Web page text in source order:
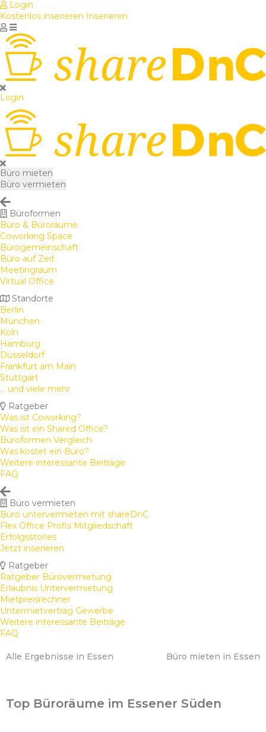
Login
Kostenlos inserieren Inserieren
Login
Büro mieten
Büro vermieten
Büroformen
Büro & Büroräume
Coworking Space
Bürogemeinschaft
Büro auf Zeit
Meetingraum
Virtual Office
Standorte
Berlin
München
Köln
Hamburg
Düsseldorf
Frankfurt am Main
Stuttgart
... und viele mehr
Ratgeber
Was ist Coworking?
Was ist ein Shared Office?
Büroformen Vergleich
Was kostet ein Büro?
Weitere interessante Beiträge
FAQ
Büro vermieten
Büro untervermieten mit shareDnC
Flex Office Profis Mitgliedschaft
Erfolgsstories
Jetzt inserieren
Ratgeber
Ratgeber Bürovermietung
Erlaubnis Untervermietung
Mietpreisrechner
Untermietvertrag Gewerbe
Weitere interessante Beiträge
FAQ
Alle Ergebnisse in Essen Büro mieten in Essen
Top Büroräume im Essener Süden